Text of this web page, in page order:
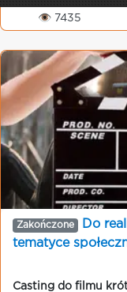
👁 7435
Zakończone
Do
tematyce
Casting do filmu